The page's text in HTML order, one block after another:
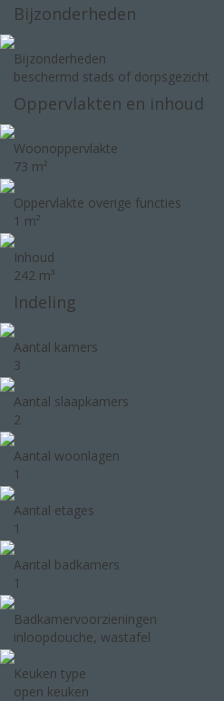
Bijzonderheden
Bijzonderheden
beschermd stads of dorpsgezicht
Oppervlakten en inhoud
Woonoppervlakte
73 m²
Oppervlakte overige functies
1 m²
Inhoud
242 m³
Indeling
Aantal kamers
3
Aantal slaapkamers
2
Aantal woonlagen
1
Aantal etages
1
Aantal badkamers
1
Badkamervoorzieningen
inloopdouche, wastafel
Keuken type
open keuken